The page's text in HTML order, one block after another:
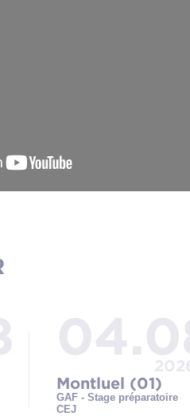
Montluel (01)
GAF - Stage préparatoire
CEJ